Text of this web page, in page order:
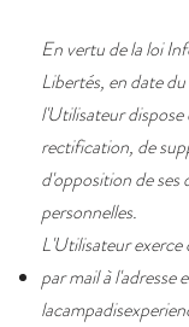
En vertu de la loi
Libertés, en date
l'Utilisateur
rectification, de
d'opposition de ses
personnelles.
L'Utilisateur exerce
par mail à l'adresse